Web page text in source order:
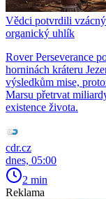
Vědci potvrdili
organický uhlík
Rover Perseverance
horninách kráteru
výsledkům mise,
Marsu přetrvat
existence života.
cdr.cz
dnes, 05:00
2 min
Reklama